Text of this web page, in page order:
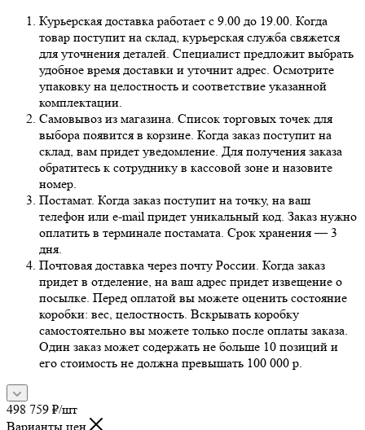
Курьерская доставка работает с 9.00 до 19.00. Когда
товар поступит на склад, курьерская служба свяжется
для уточнения деталей. Специалист предложит выбрать
удобное время доставки и уточнит адрес. Осмотрите
упаковку на целостность и соответствие указанной
комплектации.
Самовывоз из магазина. Список торговых точек для
выбора появится в корзине. Когда заказ поступит на
склад, вам придет уведомление. Для получения заказа
обратитесь к сотруднику в кассовой зоне и назовите
номер.
Постамат. Когда заказ поступит на точку, на ваш
телефон или e-mail придет уникальный код. Заказ нужно
оплатить в терминале постамата. Срок хранения — 3
дня.
Почтовая доставка через почту России. Когда заказ
придет в отделение, на ваш адрес придет извещение о
посылке. Перед оплатой вы можете оценить состояние
коробки: вес, целостность. Вскрывать коробку
самостоятельно вы можете только после оплаты заказа.
Один заказ может содержать не больше 10 позиций и
его стоимость не должна превышать 100 000 р.
498 759 ₽/шт
Варианты цен